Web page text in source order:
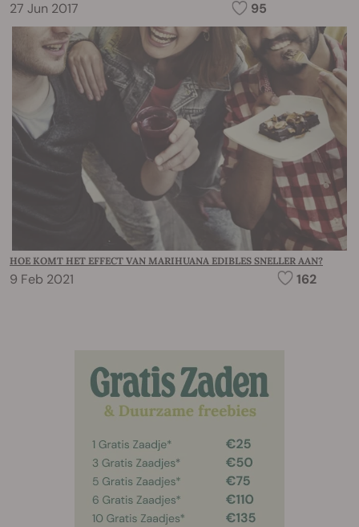
27 Jun 2017 95
HOE KOMT HET EFFECT VAN MARIHUANA EDIBLES SNELLER AAN?
9 Feb 2021 162